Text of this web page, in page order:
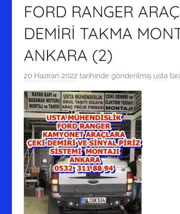
FORD RANGER
DEMİRİ TAKMA
ANKARA (2)
20 Haziran 2022 tarihinde gönderilmiş usta